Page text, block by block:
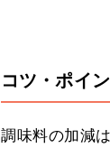
コツ・ポイ
調味料の加減